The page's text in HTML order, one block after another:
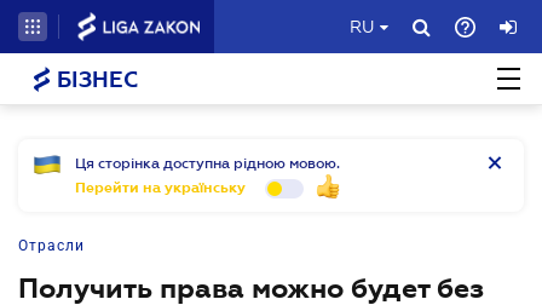
RU
БІЗНЕС
Ця сторінка доступна рідною мовою.
Перейти на українську
Отрасли
Получить права можно будет без